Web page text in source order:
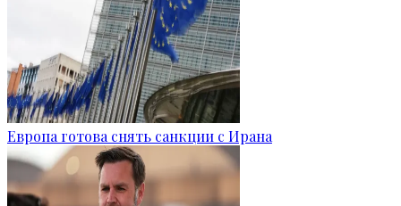
Европа готова снять санкции с Ирана